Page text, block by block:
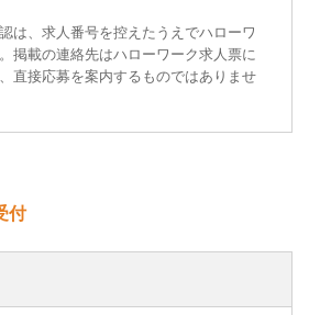
は、求人番号を控えたうえでハローワ
掲載の連絡先はハローワーク求人票に
直接応募を案内するものではありませ
付